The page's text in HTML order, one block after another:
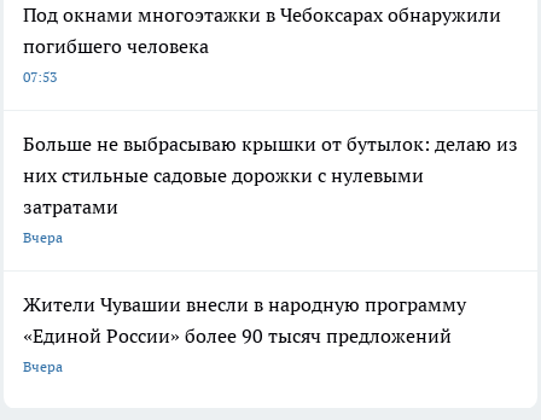
Под окнами многоэтажки в Чебоксарах обнаружили
погибшего человека
07:53
Больше не выбрасываю крышки от бутылок: делаю из
них стильные садовые дорожки с нулевыми
затратами
Вчера
Жители Чувашии внесли в народную программу
«Единой России» более 90 тысяч предложений
Вчера